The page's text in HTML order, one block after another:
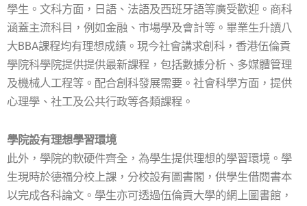
學生。文科方面，日語、法語及西班牙語等廣受歡迎。商科
涵蓋主流科目，例如金融、市場學及會計等。畢業生升讀八
大BBA課程均有理想成績。現今社會講求創科，香港伍倫貢
學院科學院提供提供最新課程，包括數據分析、多媒體管理
及機械人工程等。配合創科發展需要。社會科學方面，提供
心理學、社工及公共行政等各類課程。
學院設有理想學習環境
此外，學院的軟硬件齊全，為學生提供理想的學習環境。學
生現時於德福分校上課，分校設有圖書閣，供學生借閱書本
以完成各科論文。學生亦可透過伍倫貢大學的網上圖書館，